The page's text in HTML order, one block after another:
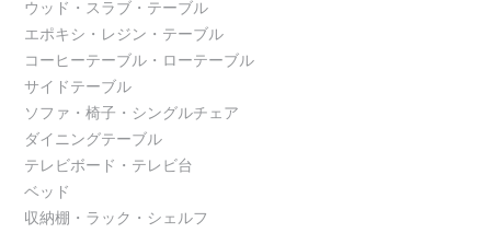
ウッド・スラブ・テーブル
エポキシ・レジン・テーブル
コーヒーテーブル・ローテーブル
サイドテーブル
ソファ・椅子・シングルチェア
ダイニングテーブル
テレビボード・テレビ台
ベッド
収納棚・ラック・シェルフ